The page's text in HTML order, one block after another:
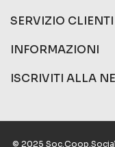
SERVIZIO CLIENTI
INFORMAZIONI
ISCRIVITI ALLA
© 2025